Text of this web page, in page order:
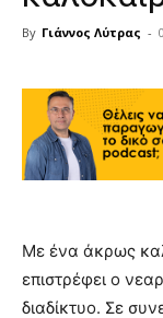
By Γιάννος Λύτρας -
Με ένα άκρως
επιστρέφει ο
διαδίκτυο. Σε